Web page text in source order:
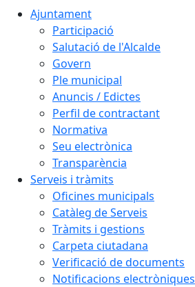
Ajuntament
Participació
Salutació de l'Alcalde
Govern
Ple municipal
Anuncis / Edictes
Perfil de contractant
Normativa
Seu electrònica
Transparència
Serveis i tràmits
Oficines municipals
Catàleg de Serveis
Tràmits i gestions
Carpeta ciutadana
Verificació de documents
Notificacions electròniques